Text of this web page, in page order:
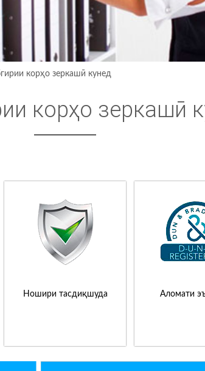
корҳо зеркашӣ кунед
корҳо зеркашӣ
Ношири тасдиқшуда Аломати